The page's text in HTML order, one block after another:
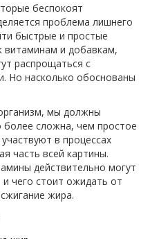
беспокоят
проблема лишнего
быстрые и простые
и добавкам,
распрощаться с
Но насколько обоснованы
мы должны
сложна, чем простое
в процессах
часть всей картины.
действительно могут
чего стоит ожидать от
жира.